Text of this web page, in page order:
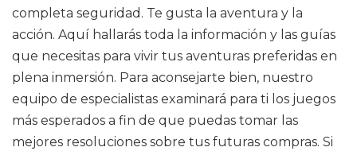
completa seguridad. Te gusta la aventura y la
acción. Aquí hallarás toda la información y las guías
que necesitas para vivir tus aventuras preferidas en
plena inmersión. Para aconsejarte bien, nuestro
equipo de especialistas examinará para ti los juegos
más esperados a fin de que puedas tomar las
mejores resoluciones sobre tus futuras compras. Si